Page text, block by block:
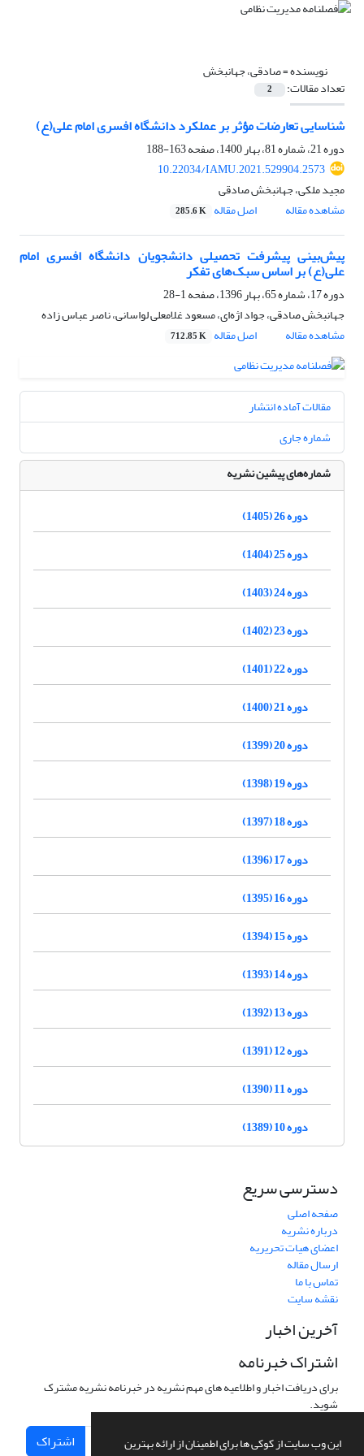
این وب سایت از کوکی ها برای اطمینان از ارائه بهترین
نویسنده =صادقی، جهانبخش
تعداد مقالات: 2
شناسایی تعارضات مؤثر بر عملکرد دانشگاه افسری امام علی(ع)
دوره 21، شماره 81، بهار 1400، صفحه
163-188
10.22034/IAMU.2021.529904.2573
مجید ملکی، جهانبخش صادقی
مشاهده مقاله
اصل مقاله 285.6 K
پیش‌بینی پیشرفت تحصیلی دانشجویان دانشگاه افسری امام
علی(ع) بر اساس سبک‌های تفکر
دوره 17، شماره 65، بهار 1396، صفحه
1-28
جهانبخش صادقی، جواد اژه‌ای، مسعود غلامعلی لواسانی، ناصر عباس زاده
مشاهده مقاله
اصل مقاله 712.85 K
مقالات آماده انتشار
شماره جاری
شماره‌های پیشین نشریه
دوره 26 (1405)
دوره 25 (1404)
دوره 24 (1403)
دوره 23 (1402)
دوره 22 (1401)
دوره 21 (1400)
دوره 20 (1399)
دوره 19 (1398)
دوره 18 (1397)
دوره 17 (1396)
دوره 16 (1395)
دوره 15 (1394)
دوره 14 (1393)
دوره 13 (1392)
دوره 12 (1391)
دوره 11 (1390)
دوره 10 (1389)
دسترسی سریع
صفحه اصلی
درباره نشریه
اعضای هیات تحریریه
ارسال مقاله
تماس با ما
نقشه سایت
آخرین اخبار
اشتراک خبرنامه
برای دریافت اخبار و اطلاعیه های مهم نشریه در خبرنامه نشریه مشترک
شوید.
اشتراک